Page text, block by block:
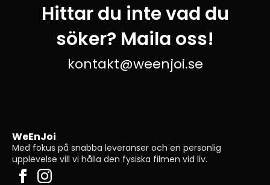
Hittar du inte vad du
söker? Maila oss!
kontakt@weenjoi.se
WeEnJoi
Med fokus på snabba leveranser och en personlig
upplevelse vill vi hålla den fysiska filmen vid liv.